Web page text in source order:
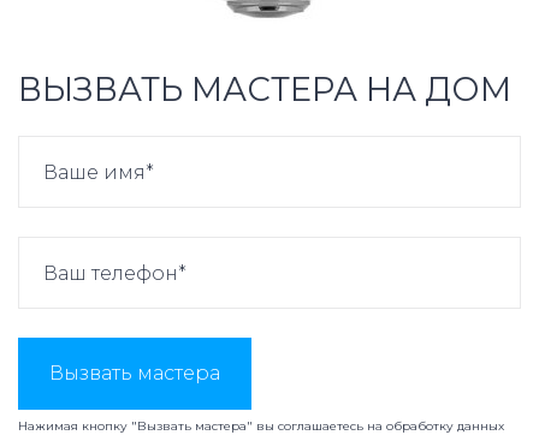
ВЫЗВАТЬ МАСТЕРА НА ДОМ
Вызвать мастера
Нажимая кнопку "Вызвать мастера" вы соглашаетесь на обработку данных